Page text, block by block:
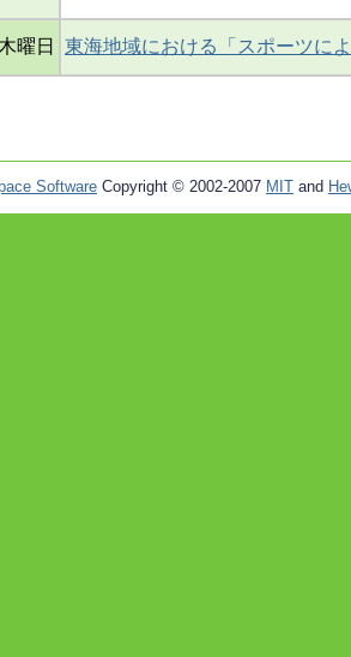
曜日 東海地域における「スポーツに
Software Copyright © 2002-2007 MIT and